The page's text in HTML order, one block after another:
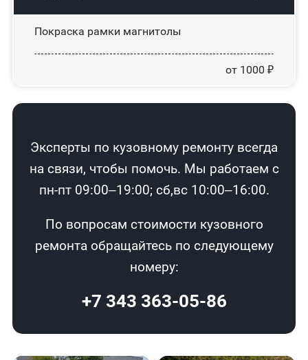
Покраска рамки магнитолы
от 1000 ₽
Эксперты по кузовному ремонту всегда
на связи, чтобы помочь. Мы работаем с
пн-пт 09:00–19:00; сб,вс 10:00–16:00.
По вопросам стоимости кузовного
ремонта обращайтесь по следующему
номеру:
+7 343 363-05-86